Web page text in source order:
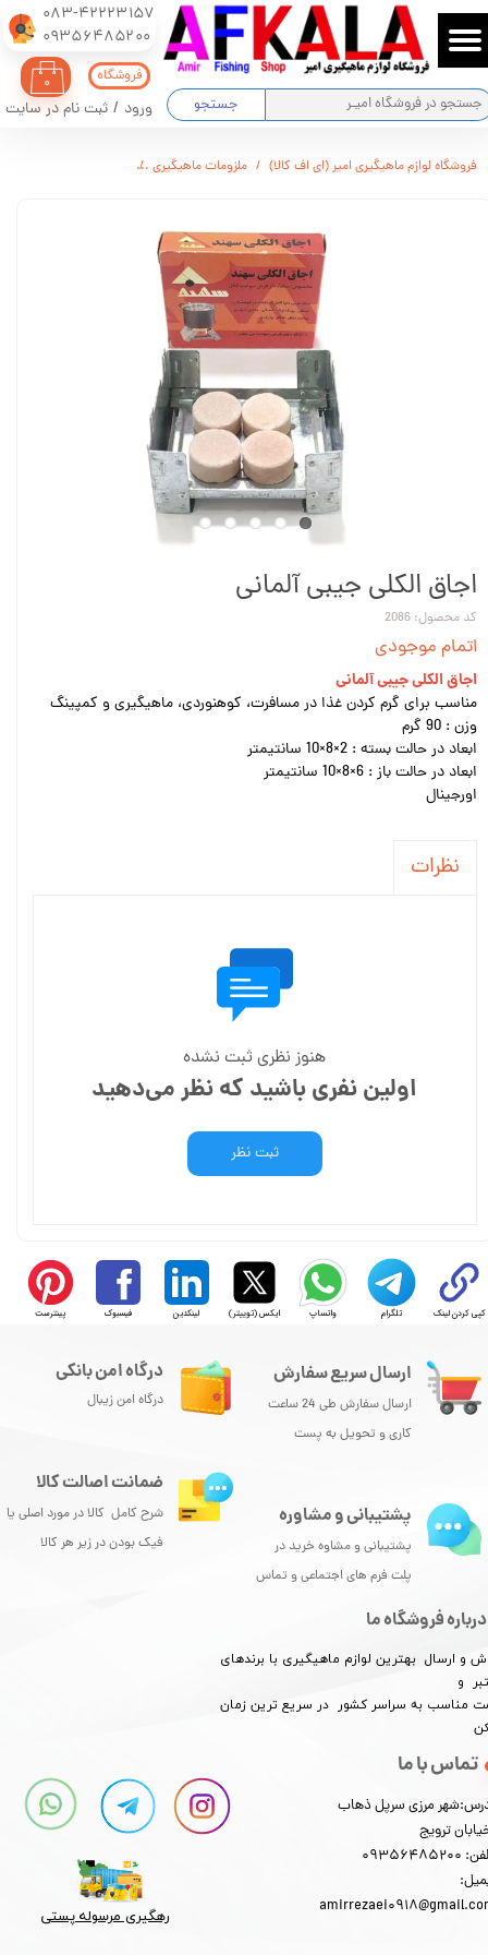
083-42223157
​​​​​​​09356485200
جستجو
۰
ورود / ثبت نام در سایت
حساب کاربری من
تغییر گذر واژه
فروشگاه
فروشگاه لوازم ماهیگیری امیر (ای اف کالا) ملزومات ماهیگیری
اجاق الکلی جیبی آلمانی
کد محصول: 2086
اتمام موجودی
اجاق الکلی جیبی آلمانی
مناسب برای گرم کردن غذا در مسافرت، کوهنوردی، ماهیگیری و کمپینگ
وزن : 90 گرم
ابعاد در حالت بسته : 2×8×10 سانتیمتر
ابعاد در حالت باز : 6×8×10 سانتیمتر
اورجینال
نظرات
هنوز نظری ثبت نشده
اولین نفری باشید که نظر می‌دهید
ثبت نظر
کپی کردن لینک تلگرام واتساپ ایکس (توییتر) لینکدین فیسبوک پینترست
ارسال سریع سفارش
ارسال سفارش طی 24 ساعت
کاری و تحویل به پست
درباره فروشگاه ما
و ارسال بهترین لوازم ماهیگیری با برندهای
و
مناسب به سراسر کشور در سریع ترین زمان
تماس با ما
مرزی سرپل ذهاب
ترویج
درگاه امن بانکی
درگاه امن زیبال
پشتیبانی و مشاوره
پشتیبانی و مشاوه خرید در
پلت فرم های اجتماعی و تماس
ضمانت اصالت کالا
شرح کامل کالا در مورد اصلی یا
فیک بودن در زیر هر کالا
رهگیری مرسوله پستی​​​​​​​